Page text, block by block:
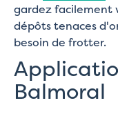
gardez facilement
dépôts tenaces
besoin de frotter.
Balmoral